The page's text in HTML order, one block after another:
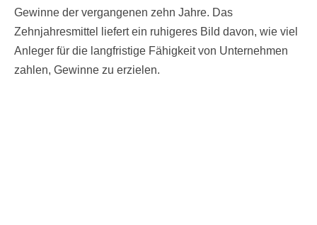
Gewinne der vergangenen zehn Jahre. Das
Zehnjahresmittel liefert ein ruhigeres Bild davon, wie viel
Anleger für die langfristige Fähigkeit von Unternehmen
zahlen, Gewinne zu erzielen.